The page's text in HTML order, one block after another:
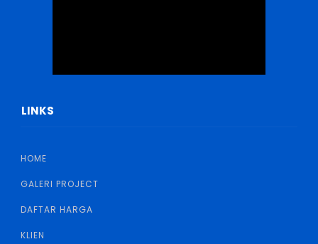
LINKS
HOME
GALERI PROJECT
DAFTAR HARGA
KLIEN